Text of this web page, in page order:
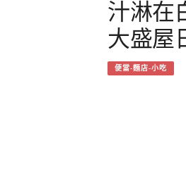
汁淋在
大盛屋
便當-麵店-小吃